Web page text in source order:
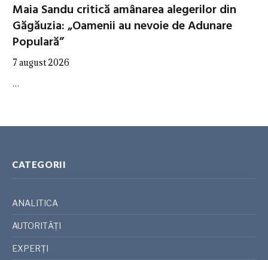
Maia Sandu critică amânarea alegerilor din
Găgăuzia: „Oamenii au nevoie de Adunare
Populară”
7 august 2026
…
CATEGORII
ANALITICA
AUTORITĂȚI
EXPERȚI